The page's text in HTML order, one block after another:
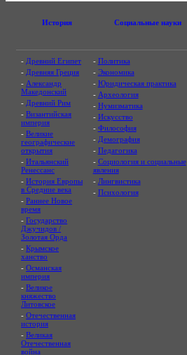
История Социальные науки
- Древний Египет
- Древняя Греция
- Александр
Македонский
- Древний Рим
- Византийская
империя
- Великие
географические
открытия
- Итальянский
Ренессанс
- История Европы
в Средние века
- Раннее Новое
время
- Государство
Джучидов /
Золотая Орда
- Крымское
ханство
- Османская
империя
- Великое
княжество
Литовское
- Отечественная
история
- Великая
Отечественная
война
- Политика
- Экономика
- Юридическая практика
- Археология
- Нумизматика
- Искусство
- Философия
- Демография
- Педагогика
- Социология и социальные
явления
- Лингвистика
- Психология